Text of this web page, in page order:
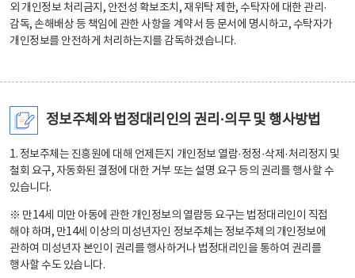
외 개인정보 처리금지, 안전성 확보조치, 재위탁 제한, 수탁자에 대한 관리·
감독, 손해배상 등 책임에 관한 사항을 계약서 등 문서에 명시하고, 수탁자가
개인정보를 안전하게 처리하는지를 감독하겠습니다.
정보주체와 법정대리인의 권리·의무 및 행사방법
1. 정보주체는 진흥원에 대해 언제든지 개인정보 열람·정정·삭제·처리정지 및
철회 요구, 자동화된 결정에 대한 거부 또는 설명 요구 등의 권리를 행사할 수
있습니다.
※ 만14세 미만 아동에 관한 개인정보의 열람등 요구는 법정대리인이 직접
해야 하며, 만14세 이상의 미성년자인 정보주체는 정보주체의 개인정보에
관하여 미성년자 본인이 권리를 행사하거나 법정대리인을 통하여 권리를
행사할 수도 있습니다.